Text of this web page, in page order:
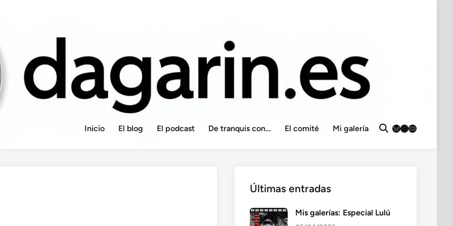
Inicio El blog El podcast De tranquis con… El comité Mi galería
AbrirBluesky
Instagram
YouTube
Últimas entradas
Mis galerías: Especial Lulú